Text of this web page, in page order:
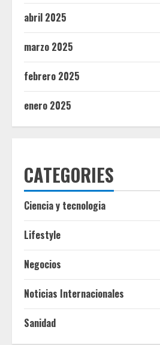
abril 2025
marzo 2025
febrero 2025
enero 2025
CATEGORIES
Ciencia y tecnologia
Lifestyle
Negocios
Noticias Internacionales
Sanidad